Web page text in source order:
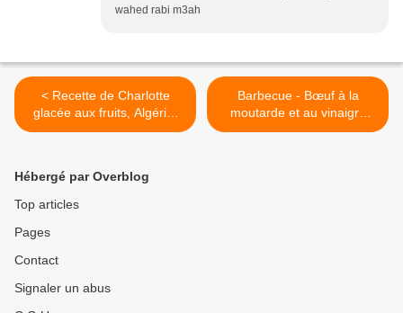
wahed rabi m3ah
< Recette de Charlotte
glacée aux fruits, Algérie,
by FZ Bouadou شارلوت
Barbecue - Bœuf à la
moutarde et au vinaigre
rouge لحم بقر منقوع في
Hébergé par Overblog
Top articles
Pages
Contact
Signaler un abus